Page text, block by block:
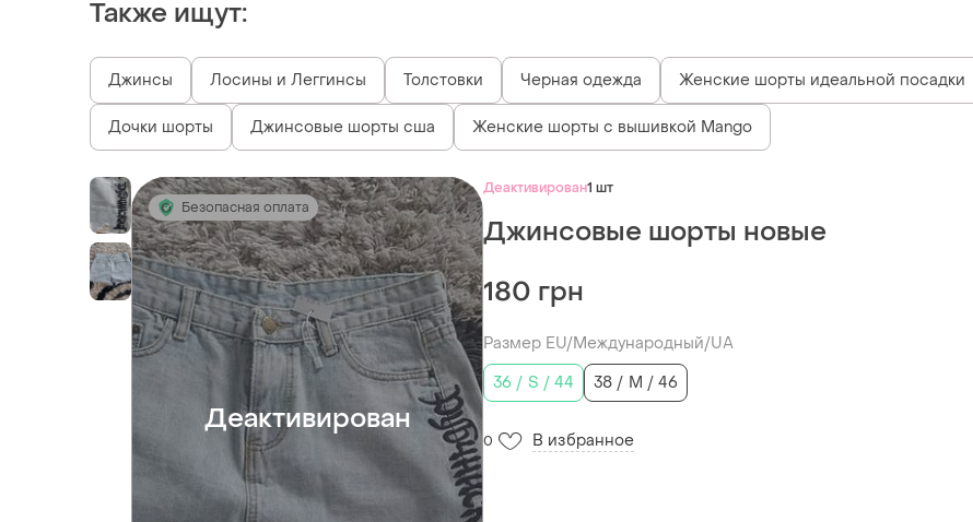
Также ищут:
Джинсы Лосины и Леггинсы Толстовки Черная одежда Женские шорты идеальной посадки
Дочки шорты Джинсовые шорты сша Женские шорты с вышивкой Mango
Безопасная оплата
Деактивирован
Деактивирован1 шт
Джинсовые шорты новые
180 грн
Размер EU/Международный/UA
36 / S / 44
38 / M / 46
0 В избранное